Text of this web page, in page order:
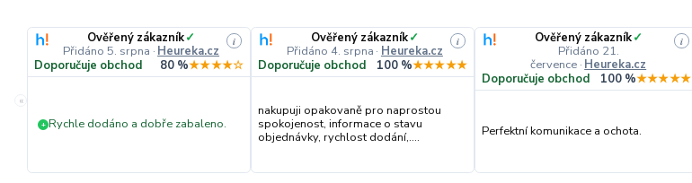
«
Ověřený zákazník✓
Přidáno 5. srpna · Heureka.cz
i
Doporučuje obchod 80 %★★★★☆
+ Rychle dodáno a dobře zabaleno.
Ověřený zákazník✓
Přidáno 4. srpna · Heureka.cz
i
Doporučuje obchod 100 %★★★★★
nakupuji opakovaně pro naprostou
spokojenost, informace o stavu
objednávky, rychlost dodání,....
Ověřený zákazník✓
Přidáno 21.
července · Heureka.cz
i
Doporučuje obchod 100 %★★★★★
Perfektní komunikace a ochota.